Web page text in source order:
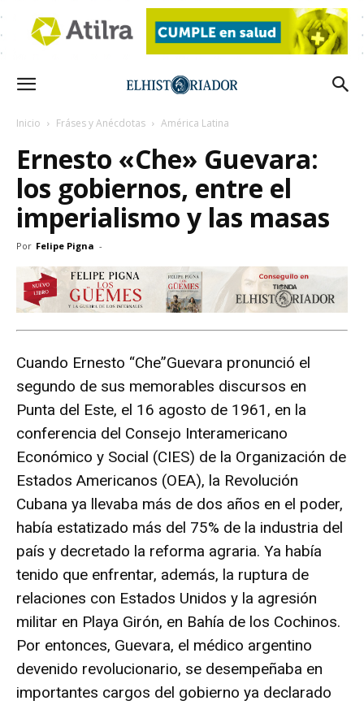
Inicio Fráses y Anécdotas América Latina
Ernesto «Che» Guevara:
los gobiernos, entre el
imperialismo y las masas
Por Felipe Pigna -
Cuando Ernesto “Che”Guevara pronunció el
segundo de sus memorables discursos en
Punta del Este, el 16 agosto de 1961, en la
conferencia del Consejo Interamericano
Económico y Social (CIES) de la Organización de
Estados Americanos (OEA), la Revolución
Cubana ya llevaba más de dos años en el poder,
había estatizado más del 75% de la industria del
país y decretado la reforma agraria. Ya había
tenido que enfrentar, además, la ruptura de
relaciones con Estados Unidos y la agresión
militar en Playa Girón, en Bahía de los Cochinos.
Por entonces, Guevara, el médico argentino
devenido revolucionario, se desempeñaba en
importantes cargos del gobierno ya declarado